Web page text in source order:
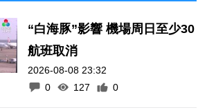
“白海豚”影響 機場周日至少30
航班取消
2026-08-08 23:32
0
127 0